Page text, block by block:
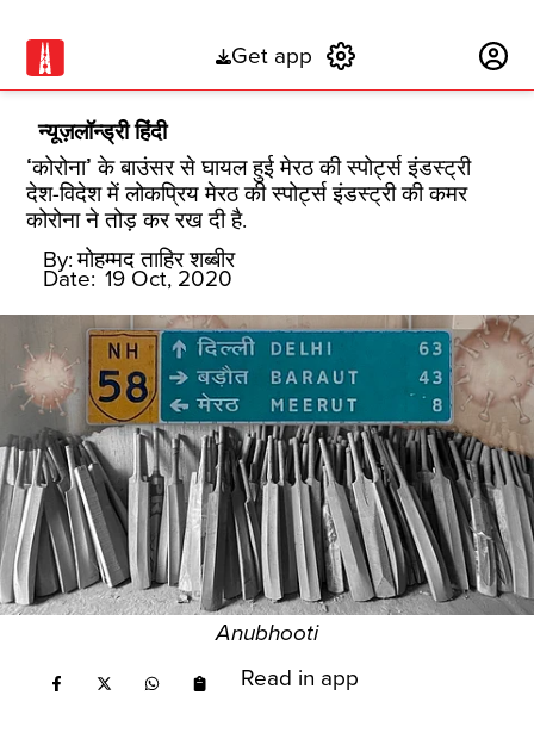
Get app
न्यूज़लॉन्ड्री हिंदी
‘कोरोना’ के बाउंसर से घायल हुई मेरठ की स्पोर्ट्स इंडस्ट्री
देश-विदेश में लोकप्रिय मेरठ की स्पोर्ट्स इंडस्ट्री की कमर
कोरोना ने तोड़ कर रख दी है.
By: मोहम्मद ताहिर शब्बीर
Date: 19 Oct, 2020
Anubhooti
Read in app